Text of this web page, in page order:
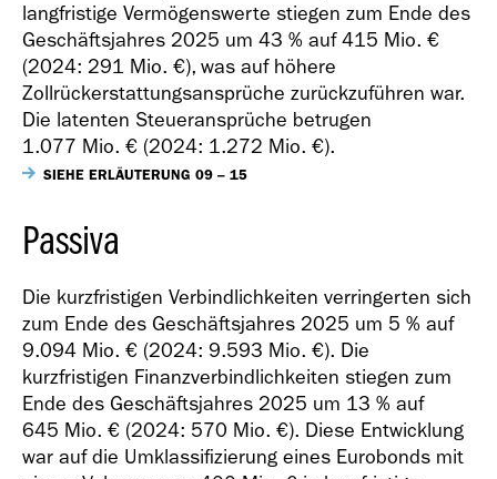
langfristige Vermögenswerte stiegen zum Ende des
Geschäftsjahres 2025 um 43 % auf415 Mio. €
(2024: 291 Mio. €), was auf höhere
Zollrückerstattungsansprüche zurückzuführen war.
Die latenten Steueransprüche betrugen
1.077 Mio. € (2024: 1.272 Mio. €).
SIEHE ERLÄUTERUNG 09 – 15
Passiva
Die kurzfristigen Verbindlichkeiten verringerten sich
zum Ende des Geschäftsjahres 2025 um 5 % auf
9.094 Mio. € (2024: 9.593 Mio. €). Die
kurzfristigen Finanzverbindlichkeiten stiegen zum
Ende des Geschäftsjahres 2025 um 13 % auf
645 Mio. € (2024: 570 Mio. €). Diese Entwicklung
war auf die Umklassifizierung eines Eurobonds mit